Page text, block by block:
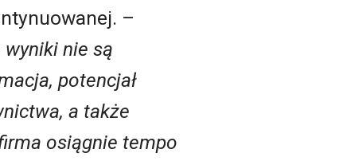
–
nie są
potencjał
a także
osiągnie tempo